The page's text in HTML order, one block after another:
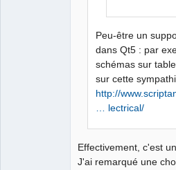
Peu-être un
dans Qt5 : par
schémas sur
sur cette
http://
… lectrical/
Effectivement, c'est
J'ai remarqué une